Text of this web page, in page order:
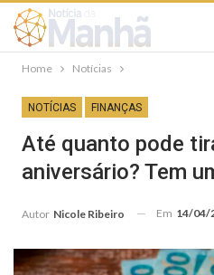
Home Notícias
NOTÍCIAS FINANÇAS
Até quanto pode
aniversário? Tem
Autor Nicole Ribeiro Em 14/04/